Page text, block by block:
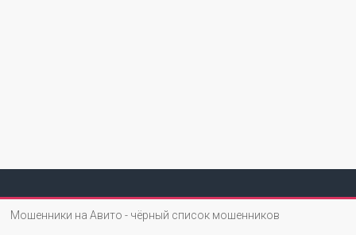
Мошенники на Авито - чёрный список мошенников